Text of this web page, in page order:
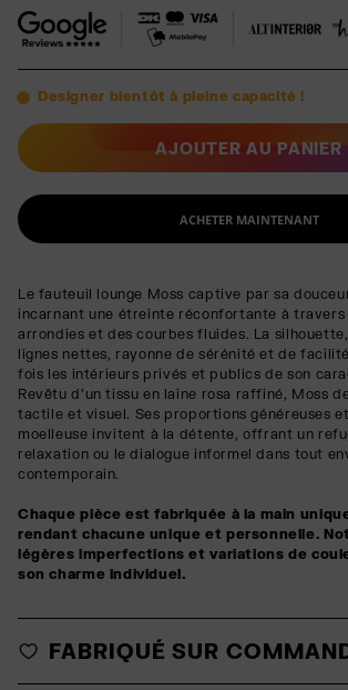
Designer bientôt à pleine capacité !
AJOUTER AU PANIER
ACHETER MAINTENANT
Le fauteuil lounge Moss captive par sa
incarnant une étreinte réconfortante à travers
arrondies et des courbes fluides. La
lignes nettes, rayonne de sérénité et de
fois les intérieurs privés et publics de son
Revêtu d'un tissu en laine rosa raffiné, Moss
tactile et visuel. Ses proportions généreuses
moelleuse invitent à la détente, offrant un
relaxation ou le dialogue informel dans tout
contemporain.
Chaque pièce est fabriquée à la main
rendant chacune unique et personnelle.
légères imperfections et variations de
son charme individuel.
FABRIQUÉ SUR